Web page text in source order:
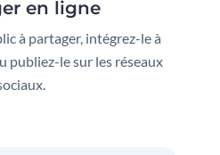
en ligne
à partager, intégrez-le à
publiez-le sur les réseaux